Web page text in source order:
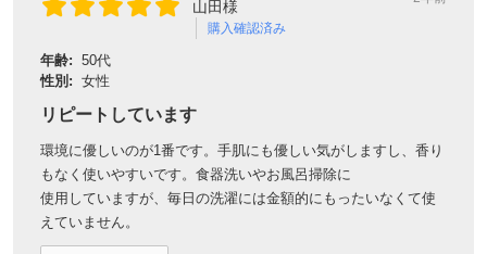
山田様
購入確認済み
年齢: 50代
性別: 女性
リピートしています
環境に優しいのが1番です。手肌にも優しい気がしますし、香り
もなく使いやすいです。食器洗いやお風呂掃除に
使用していますが、毎日の洗濯には金額的にもったいなくて使
えていません。